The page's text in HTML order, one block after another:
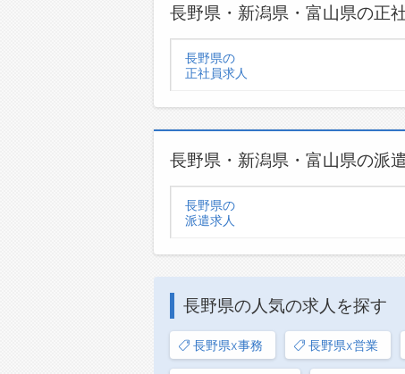
長野県・新潟県・富山県の正
長野県の
正社員求人
長野県・新潟県・富山県の派
長野県の
派遣求人
長野県の人気の求人を探す
長野県x事務 長野県x営業